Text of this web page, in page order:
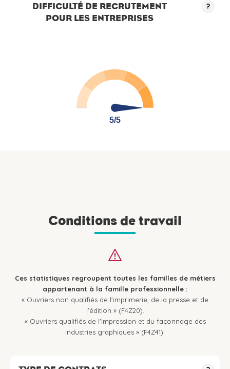
DIFFICULTÉ DE RECRUTEMENT
POUR LES ENTREPRISES
?
5/5
5/5
Conditions de travail
Ces statistiques regroupent toutes les familles de métiers
appartenant à la famille professionnelle :
« Ouvriers non qualifiés de l'imprimerie, de la presse et de
l'édition » (F4Z20).
« Ouvriers qualifiés de l'impression et du façonnage des
industries graphiques » (F4Z41).